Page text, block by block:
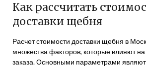
Как рассчитать
доставки щебня
Расчет стоимости доставки щебня в
множества факторов, которые влияют
заказа. Основными параметрами